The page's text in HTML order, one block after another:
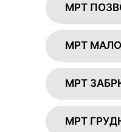
МРТ
МРТ
МРТ
МРТ